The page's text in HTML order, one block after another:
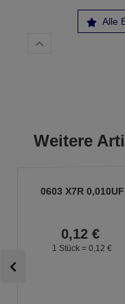
Alle
Weitere
0603 X7R 0,010UF
0,12 €
1 Stück = 0, 12 €